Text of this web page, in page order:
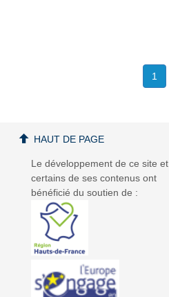
1
Le développement de ce site et
certains de ses contenus ont
bénéficié du soutien de :
HAUT DE PAGE